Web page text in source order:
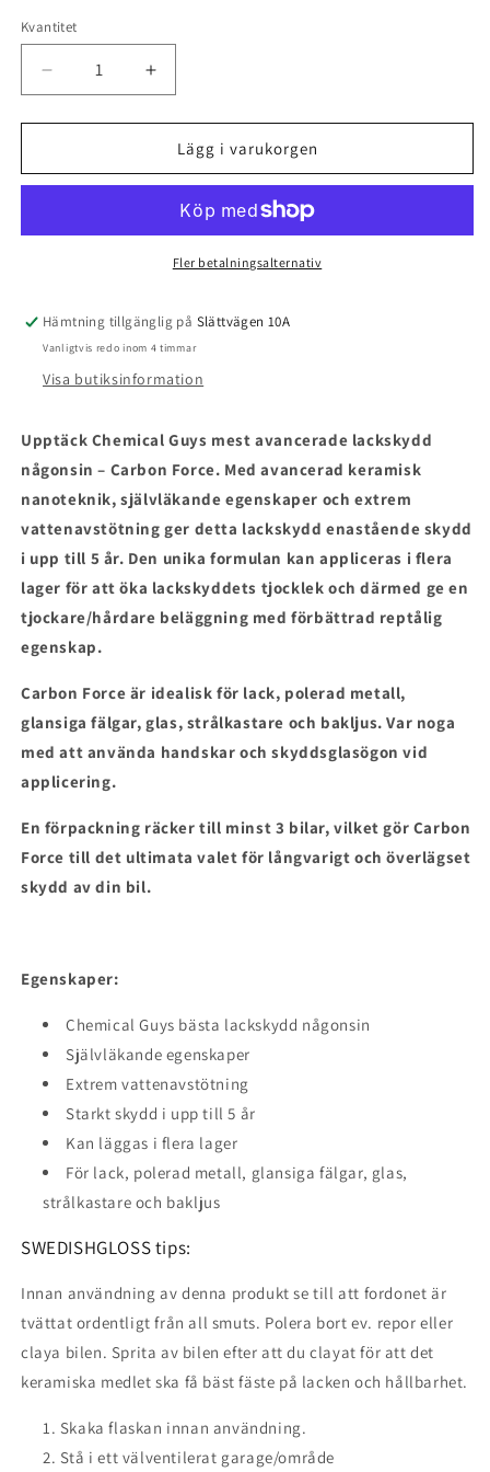
Kvantitet
Kvantitet
Minska
kvantitet
för
lackskydd
Öka
kvantitet
för
Keramiskt
lackskydd
Force
Lägg i varukorgen
Fler betalningsalternativ
Hämtning tillgänglig på Slättvägen 10A
Vanligtvis redo inom 4 timmar
Visa butiksinformation
Upptäck Chemical Guys mest avancerade lackskydd
någonsin – Carbon Force. Med avancerad keramisk
nanoteknik, självläkande egenskaper och extrem
vattenavstötning ger detta lackskydd enastående skydd
i upp till 5 år. Den unika formulan kan appliceras i flera
lager för att öka lackskyddets tjocklek och därmed ge en
tjockare/hårdare beläggning med förbättrad reptålig
egenskap.
Carbon Force är idealisk för lack, polerad metall,
glansiga fälgar, glas, strålkastare och bakljus. Var noga
med att använda handskar och skyddsglasögon vid
applicering.
En förpackning räcker till minst 3 bilar, vilket gör Carbon
Force till det ultimata valet för långvarigt och överlägset
skydd av din bil.
Egenskaper:
Chemical Guys bästa lackskydd någonsin
Självläkande egenskaper
Extrem vattenavstötning
Starkt skydd i upp till 5 år
Kan läggas i flera lager
För lack, polerad metall, glansiga fälgar, glas,
strålkastare och bakljus
SWEDISHGLOSS tips:
Innan användning av denna produkt se till att fordonet är
tvättat ordentligt från all smuts. Polera bort ev. repor eller
claya bilen. Sprita av bilen efter att du clayat för att det
keramiska medlet ska få bäst fäste på lacken och hållbarhet.
Skaka flaskan innan användning.
Stå i ett välventilerat garage/område